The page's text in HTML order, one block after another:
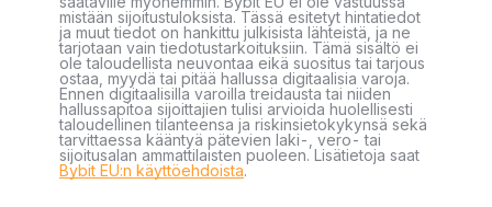
mistään sijoitustuloksista. Tässä esitetyt hintatiedot
ja muut tiedot on hankittu julkisista lähteistä, ja ne
tarjotaan vain tiedotustarkoituksiin. Tämä sisältö ei
ole taloudellista neuvontaa eikä suositus tai tarjous
ostaa, myydä tai pitää hallussa digitaalisia varoja.
Ennen digitaalisilla varoilla treidausta tai niiden
hallussapitoa sijoittajien tulisi arvioida huolellisesti
taloudellinen tilanteensa ja riskinsietokykynsä sekä
tarvittaessa kääntyä pätevien laki-, vero- tai
sijoitusalan ammattilaisten puoleen. Lisätietoja saat
Bybit EU:n käyttöehdoista.